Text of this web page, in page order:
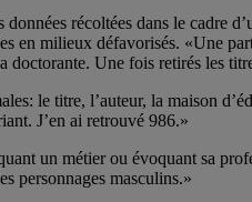
récoltées dans le cadre
en milieux défavorisés. «Une
Une fois retirés les
le titre, l’auteur, la maison
J’en ai retrouvé 986.»
un métier ou évoquant sa
personnages masculins.»